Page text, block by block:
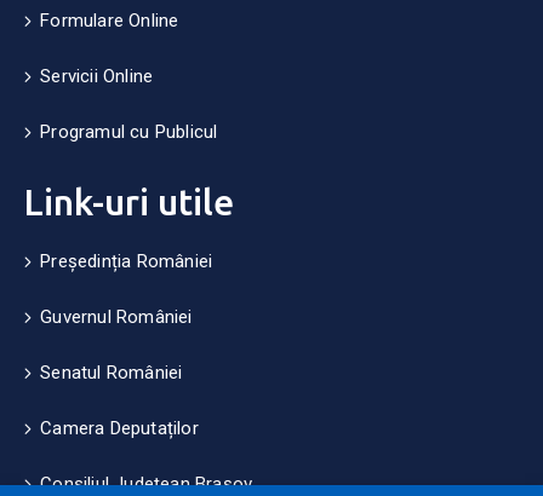
Formulare Online
Servicii Online
Programul cu Publicul
Link-uri utile
Președinția României
Guvernul României
Senatul României
Camera Deputaților
Consiliul Județean Brașov